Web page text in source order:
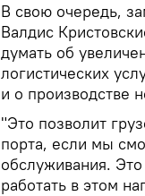
В свою очередь,
Валдис
думать об
логистических
и о производстве
"Это позволит
порта, если мы
обслуживания.
работать в этом